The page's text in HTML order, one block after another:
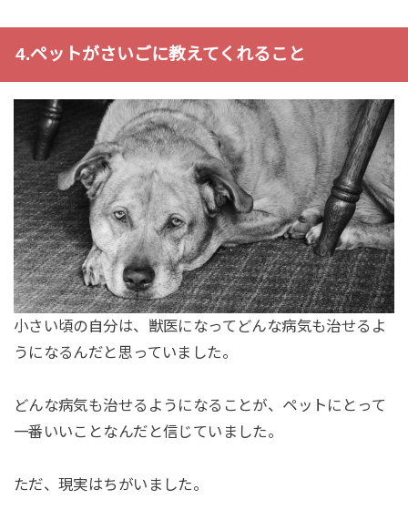
4.ペットがさいごに教えてくれること
小さい頃の自分は、獣医になってどんな病気も治せるよ
うになるんだと思っていました。
どんな病気も治せるようになることが、ペットにとって
一番いいことなんだと信じていました。
ただ、現実はちがいました。